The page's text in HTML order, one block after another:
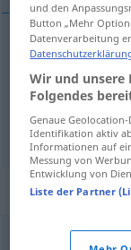
Beispiele
für jemanden
remplacer
und den
Button „Mehr
Datenverarbeitung
Wir und unsere
Folgendes
Genaue
Identifikation aktiv
Informationen auf
Messung von
Entwicklung von
Liste der Partner